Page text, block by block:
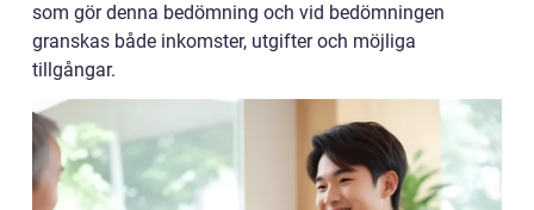
som gör denna bedömning och vid bedömningen
granskas både inkomster, utgifter och möjliga
tillgångar.